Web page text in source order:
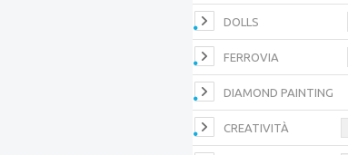
DOLLS
FERROVIA
DIAMOND PAINTING
CREATIVITÀ